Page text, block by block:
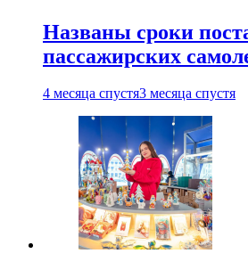
Названы сроки
пассажирских
4 месяца спустя3 месяца спустя